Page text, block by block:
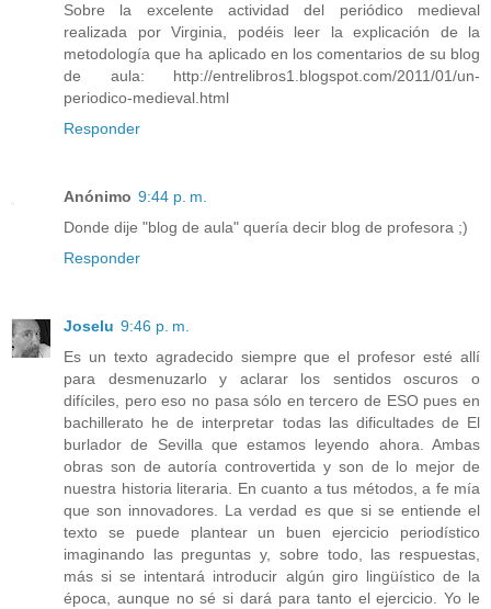
Sobre la excelente actividad del periódico medieval
realizada por Virginia, podéis leer la explicación de la
metodología que ha aplicado en los comentarios de su blog
de aula: http://entrelibros1.blogspot.com/2011/01/un-
periodico-medieval.html
Responder
Anónimo 9:44 p. m.
Donde dije "blog de aula" quería decir blog de profesora ;)
Responder
Joselu 9:46 p. m.
Es un texto agradecido siempre que el profesor esté allí
para desmenuzarlo y aclarar los sentidos oscuros o
difíciles, pero eso no pasa sólo en tercero de ESO pues en
bachillerato he de interpretar todas las dificultades de El
burlador de Sevilla que estamos leyendo ahora. Ambas
obras son de autoría controvertida y son de lo mejor de
nuestra historia literaria. En cuanto a tus métodos, a fe mía
que son innovadores. La verdad es que si se entiende el
texto se puede plantear un buen ejercicio periodístico
imaginando las preguntas y, sobre todo, las respuestas,
más si se intentará introducir algún giro lingüístico de la
época, aunque no sé si dará para tanto el ejercicio. Yo le